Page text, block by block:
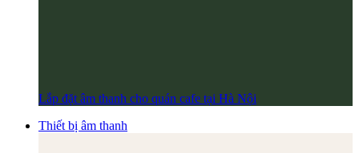
Lắp đặt âm thanh cho quán cafe tại Hà Nội
Thiết bị âm thanh